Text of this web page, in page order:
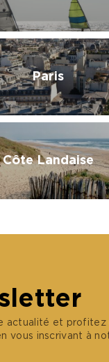
Paris
Côte Landaise
actualité et profitez
vous inscrivant à